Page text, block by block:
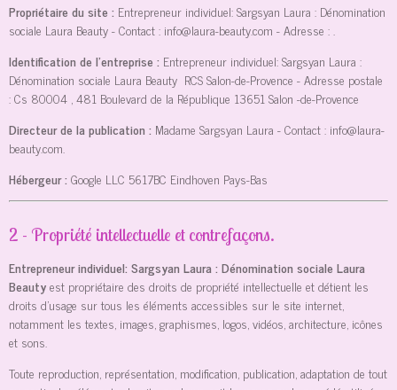
Propriétaire du site : Entrepreneur individuel: Sargsyan Laura : Dénomination
sociale Laura Beauty- Contact : info@laura-beauty.com - Adresse :
Identification de l'entreprise : Entrepreneur individuel: Sargsyan Laura :
Dénomination sociale Laura Beauty RCS Salon-de-Provence - Adresse postale
:Cs 80004 , 481 Boulevard de la République 13651 Salon -de-Provence
Directeur de la publication : Madame Sargsyan Laura - Contact : info@laura-
beauty.com
Hébergeur : Google LLC 5617BC Eindhoven Pays-Bas
2 - Propriété intellectuelle et contrefaçons.
Entrepreneur individuel: Sargsyan Laura : Dénomination sociale Laura
Beautyest propriétaire des droits de propriété intellectuelle et détient les
droits d’usage sur tous les éléments accessibles sur le site internet,
notamment les textes, images, graphismes, logos, vidéos, architecture, icônes
et sons.
Toute reproduction, représentation, modification, publication, adaptation de tout